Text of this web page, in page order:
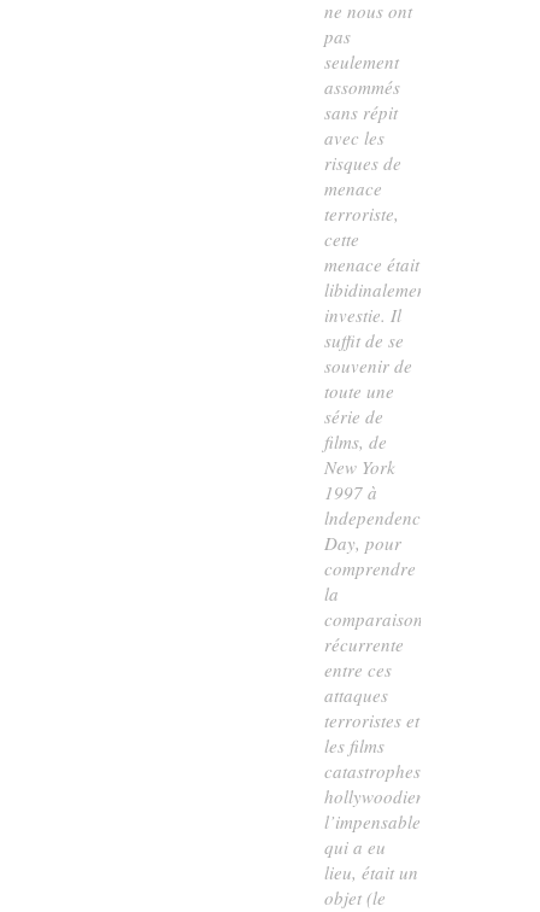
ne nous ont
pas
seulement
assommés
sans répit
avec les
risques de
menace
terroriste,
cette
menace était
libidinalement
investie. Il
suffit de se
souvenir de
toute une
série de
films, de
New York
1997 à
lndependence
Day, pour
comprendre
la
comparaison
récurrente
entre ces
attaques
terroristes et
les films
catastrophes
hollywoodiens :
l’impensable,
qui a eu
lieu, était un
objet (le